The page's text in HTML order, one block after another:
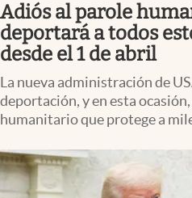
Espiritual
Streaming
PC y mobile
Lifestyle
USA
Adiós al parole
deportará a todos
desde el 1 de abril
La nueva administración de
deportación, y en esta
humanitario que protege a